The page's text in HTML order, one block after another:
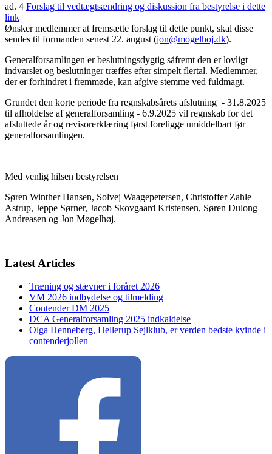
ad. 4 Forslag til vedtægtsændring og diskussion fra bestyrelse i dette
link
Ønsker medlemmer at fremsætte forslag til dette punkt, skal disse
sendes til formanden senest 22. august (jon@mogelhoj.dk).
Generalforsamlingen er beslutningsdygtig såfremt den er lovligt
indvarslet og beslutninger træffes efter simpelt flertal. Medlemmer,
der er forhindret i fremmøde, kan afgive stemme ved fuldmagt.
Grundet den korte periode fra regnskabsårets afslutning - 31.8.2025
til afholdelse af generalforsamling - 6.9.2025 vil regnskab for det
afsluttede år og revisorerklæring først foreligge umiddelbart før
generalforsamlingen.
Med venlig hilsen bestyrelsen
Søren Winther Hansen, Solvej Waagepetersen, Christoffer Zahle
Astrup, Jeppe Sørner, Jacob Skovgaard Kristensen, Søren Dulong
Andreasen og Jon Møgelhøj.
Latest Articles
Træning og stævner i foråret 2026
VM 2026 indbydelse og tilmelding
Contender DM 2025
DCA Generalforsamling 2025 indkaldelse
Olga Henneberg, Hellerup Sejlklub, er verden bedste kvinde i
contenderjollen